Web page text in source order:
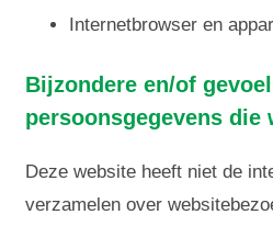
Internetbrowser en
Bijzondere en/of
persoonsgegevens die
Deze website heeft niet de
verzamelen over